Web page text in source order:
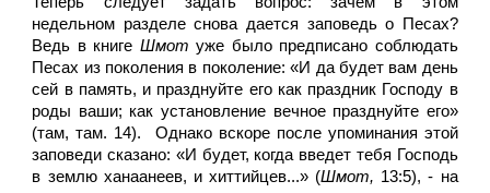
недельном разделе снова дается заповедь о Песах?
Ведь в книге Шмот уже было предписано соблюдать
Песах из поколения в поколение: «И да будет вам день
сей в память, и празднуйте его как праздник Господу в
роды ваши; как установление вечное празднуйте его»
(там, там. 14). Однако вскоре после упоминания этой
заповеди сказано: «И будет, когда введет тебя Господь
в землю ханаанеев, и хиттийцев...» (Шмот, 13:5), - на